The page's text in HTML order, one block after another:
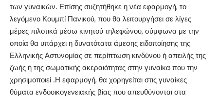
των γυναικών. Επίσης συζητήθηκε η νέα εφαρμογή, το
λεγόμενο Κουμπί Πανικού, που θα λειτουργήσει σε λίγες
μέρες πιλοτικά μέσω κινητού τηλεφώνου, σύμφωνα με την
οποία θα υπάρχει η δυνατότατα άμεσης ειδοποίησης της
Ελληνικής Αστυνομίας σε περίπτωση κινδύνου ή απειλής της
ζωής ή της σωματικής ακεραιότητας στην γυναίκα που την
χρησιμοποιεί .Η εφαρμογή, θα χορηγείται στις γυναίκες
θύματα ενδοοικογενειακής βίας που απευθύνονται στα